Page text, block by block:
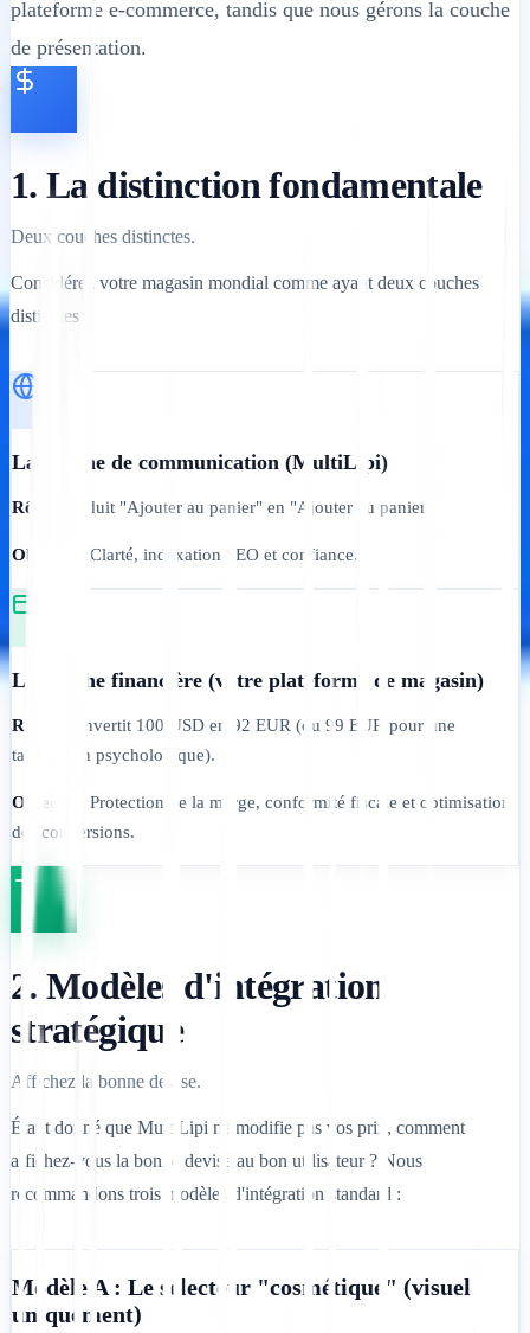
plateforme e-commerce, tandis que nous gérons la couche
de présentation.
1. La distinction fondamentale
Deux couches distinctes.
Considérez votre magasin mondial comme ayant deux couches
distinctes :
La couche de communication (MultiLipi)
Rôle : Traduit "Ajouter au panier" en "Ajouter au panier."
Objectif : Clarté, indexation SEO et confiance.
La couche financière (votre plateforme de magasin)
Rôle :
Convertit 100 USD en 92 EUR (ou 99 EUR pour une
tarification psychologique).
Objectif :
Protection de la marge, conformité fiscale et optimisation
des conversions.
2. Modèles d'intégration
stratégique
Affichez la bonne devise.
Étant donné que MultiLipi ne modifie pas vos prix, comment
affichez-vous la bonne devise au bon utilisateur ? Nous
recommandons trois modèles d'intégration standard :
Modèle A : Le sélecteur "cosmétique" (visuel
uniquement)